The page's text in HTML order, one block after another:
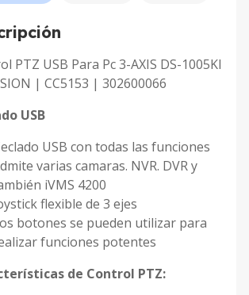
PTZ USB Para Pc 3-AXIS DS-1005KI
| CC5153 | 302600066
USB
USB con todas las funciones
varias camaras. NVR. DVR y
iVMS 4200
flexible de 3 ejes
botones se pueden utilizar para
funciones potentes
de Control PTZ: